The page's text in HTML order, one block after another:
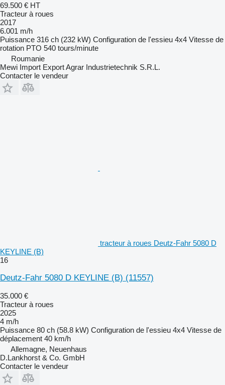
69.500 € HT
Tracteur à roues
2017
6.001 m/h
Puissance 316 ch (232 kW) Configuration de l'essieu 4x4 Vitesse de
rotation PTO 540 tours/minute
Roumanie
Mewi Import Export Agrar Industrietechnik S.R.L.
Contacter le vendeur
tracteur à roues Deutz-Fahr 5080 D
KEYLINE (B)
16
Deutz-Fahr 5080 D KEYLINE (B) (11557)
35.000 €
Tracteur à roues
2025
4 m/h
Puissance 80 ch (58.8 kW) Configuration de l'essieu 4x4 Vitesse de
déplacement 40 km/h
Allemagne, Neuenhaus
D.Lankhorst & Co. GmbH
Contacter le vendeur